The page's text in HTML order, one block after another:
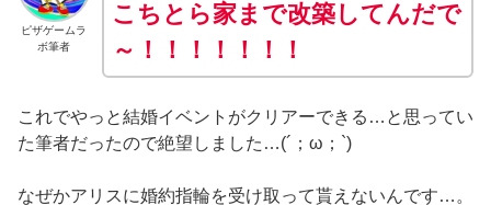
ピザゲームラ
ボ筆者
こちとら家まで改築してんだで
～！！！！！！！
これでやっと結婚イベントがクリアーできる…と思ってい
た筆者だったので絶望しました…(´；ω；`)
なぜかアリスに婚約指輪を受け取って貰えないんです…。